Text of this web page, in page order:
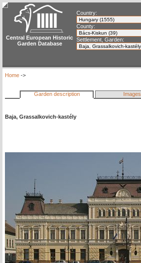
Central European Historic
Garden Database
Country:
County:
Settlement, Garden:
Home ->
Garden description Images
Baja, Grassalkovich-kastély